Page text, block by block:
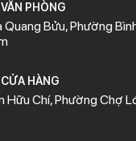
PHÒNG
Quang Bửu, Phường
HÀNG
Hữu Chí, Phường Chợ